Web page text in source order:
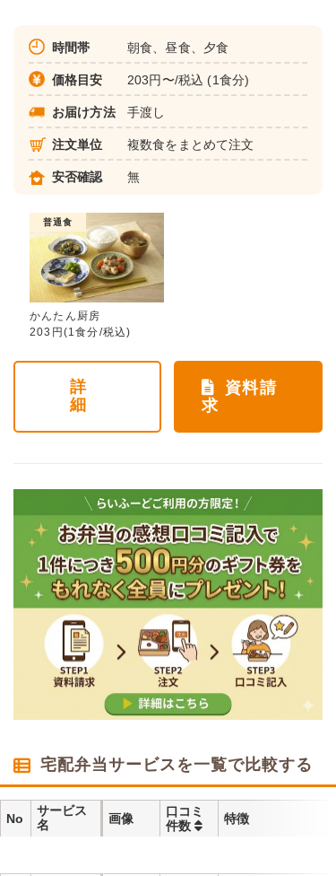
時間帯 朝食、昼食、夕食
価格目安 203円〜/税込 (1食分)
お届け方法 手渡し
注文単位 複数食をまとめて注文
安否確認 無
普通食
かんたん厨房
203円(1食分/税込)
詳
細
資料請
求
宅配弁当サービスを一覧で比較する
No
サービス
名
画像
口コミ
件数
特徴